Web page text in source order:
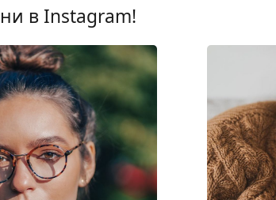
19 mm
150 гр.
за нос:
Не
Не
Да
Да
в Instagram!